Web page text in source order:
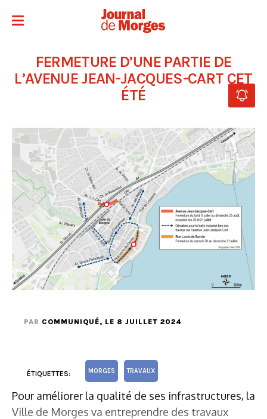
FERMETURE D’UNE PARTIE DE
L’AVENUE JEAN-JACQUES-CART CET
ÉTÉ
PAR COMMUNIQUÉ, LE 8 JUILLET 2024
ÉTIQUETTES: MORGES TRAVAUX
Pour améliorer la qualité de ses infrastructures, la
Ville de Morges va entreprendre des travaux